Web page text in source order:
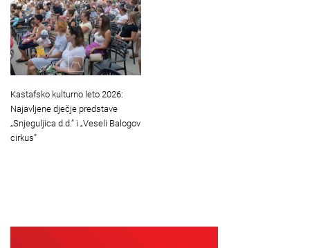
Kastafsko kulturno leto 2026:
Najavljene dječje predstave
„Snjeguljica d.d.” i „Veseli Balogov
cirkus”